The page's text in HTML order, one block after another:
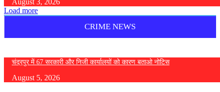
August 3, 2026
Load more
CRIME NEWS
चंद्रपुर में 67 सरकारी और निजी कार्यालयों को कारण बताओ नोटिस
August 5, 2026